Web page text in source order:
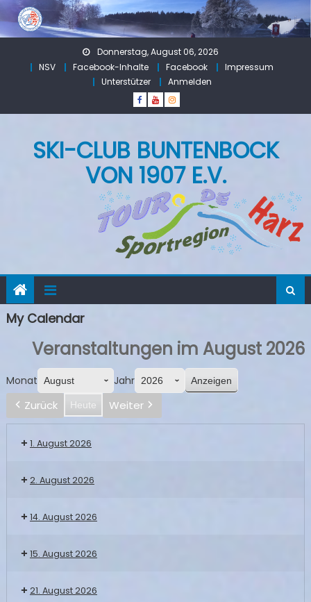
Skip
to
Donnerstag, August 06, 2026
NSV
Facebook-Inhalte Facebook
Impressum
Unterstützer
Anmelden
SKI-CLUB BUNTENBOCK
VON 1907 E.V.
My Calendar
Veranstaltungen im August 2026
Monat Jahr
Zurück Heute Weiter
1. August 2026
2. August 2026
14. August 2026
15. August 2026
21. August 2026